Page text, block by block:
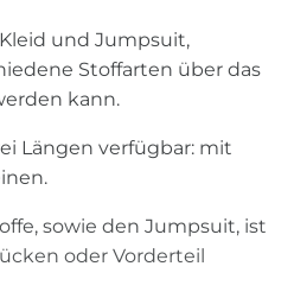
und Jumpsuit,
Stoffarten über das
kann.
Längen verfügbar: mit
sowie den Jumpsuit, ist
oder Vorderteil